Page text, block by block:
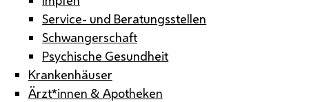
Service- und Beratungsstellen
Schwangerschaft
Psychische Gesundheit
Krankenhäuser
Ärzt*innen & Apotheken